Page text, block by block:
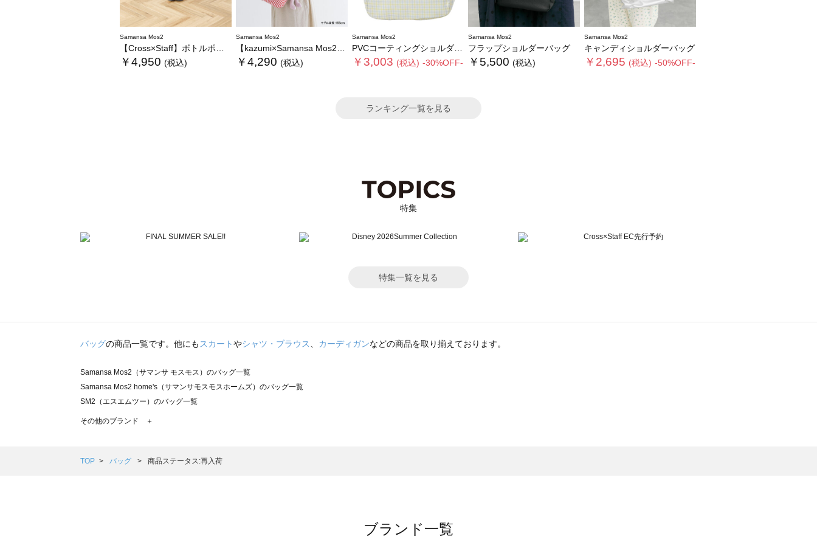
Samansa Mos2
【Cross×Staff】ボトルポケ付/ハーフムーンフリルbag
￥4,950 (税込)
Samansa Mos2
【kazumi×Samansa Mos2】ぬいぐるみバッグ
￥4,290 (税込)
Samansa Mos2
PVCコーティングショルダーバッグ
￥3,003 (税込) -30%OFF-
Samansa Mos2
フラップショルダーバッグ
￥5,500 (税込)
Samansa Mos2
キャンディショルダーバッグ
￥2,695 (税込) -50%OFF-
ランキング一覧を見る
特集
特集一覧を見る
バッグの商品一覧です。他にもスカートやシャツ・ブラウス、 カーディガンなどの商品を取り揃えております。
Samansa Mos2（サマンサ モスモス）のバッグ一覧
Samansa Mos2 home's（サマンサモスモスホームズ）のバッグ一覧
SM2（エスエムツー）のバッグ一覧
TSUHARU by Samansa Mos2（ツハルバイサマンサモスモス）のバッグ一覧
Samansa Mos2 Lagom（サマンサモスモス ラーゴム）のバッグ一覧
その他のブランド ＋
TOP バッグ 商品ステータス:再入荷
ブランド一覧